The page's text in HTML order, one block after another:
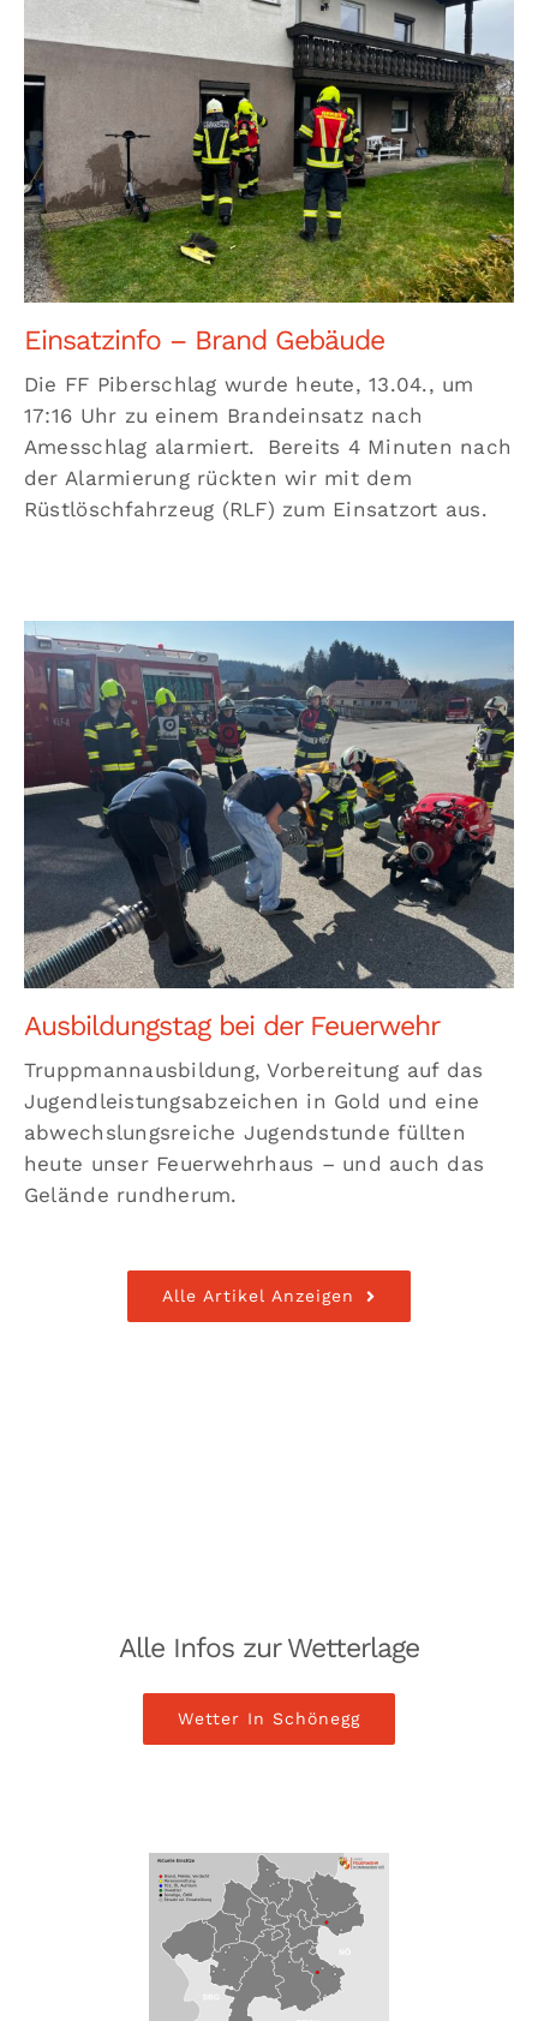
Einsatzinfo – Brand Gebäude
Die FF Piberschlag wurde heute, 13.04., um
17:16 Uhr zu einem Brandeinsatz nach
Amesschlag alarmiert. Bereits 4 Minuten nach
der Alarmierung rückten wir mit dem
Rüstlöschfahrzeug (RLF) zum Einsatzort aus.
Ausbildungstag bei der Feuerwehr
Truppmannausbildung, Vorbereitung auf das
Jugendleistungsabzeichen in Gold und eine
abwechslungsreiche Jugendstunde füllten
heute unser Feuerwehrhaus – und auch das
Gelände rundherum.
Alle Artikel Anzeigen
Alle Infos zur Wetterlage
Wetter In Schönegg